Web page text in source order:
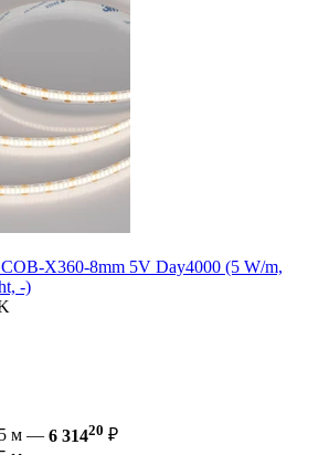
X360-8mm 5V Day4000 (5 W/m,
-)
5 м — 6 31420 ₽